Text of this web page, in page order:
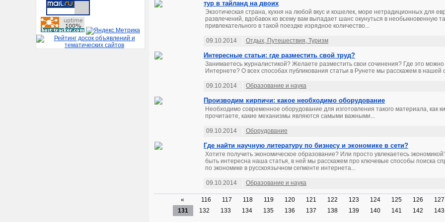
тур в тайланд на двоих
Экзотическая страна, кухня на любой вкус и кошелек, море нетрадиционных для
развлечений, вдобавок ко всему вам выпадает шанс окунуться в необыкновенную
привлекательного в такой поездке изрядное количество...
09.10.2014 Отдых, Путешествия, Туризм
Интересные статьи: где разместить свой труд?
Занимаетесь журналистикой? Желаете разместить свои сочинения? Где это
Интернете? О всех способах публикования статьи в Рунете мы расскажем в нашей
09.10.2014 Образование и наука
Производим кирпичи: какое необходимо оборудование
Необходимо современное оборудование для изготовления такого материала, как
прочитаете, какие механизмы являются самыми важными...
09.10.2014 Оборудование
Где найти научную литературу по бизнесу и экономике в сети?
Хотите получить экономическое образование? Или просто увлекаетесь
быть интересна наша статья, в ней мы расскажем про ключевые способы поиска
по экономике в русскоязычном сегменте интернета...
09.10.2014 Образование и наука
« 116 117 118 119 120 121 122 123 124 125 126
127
131
132 133 134 135 136 137 138 139 140 141 142 143